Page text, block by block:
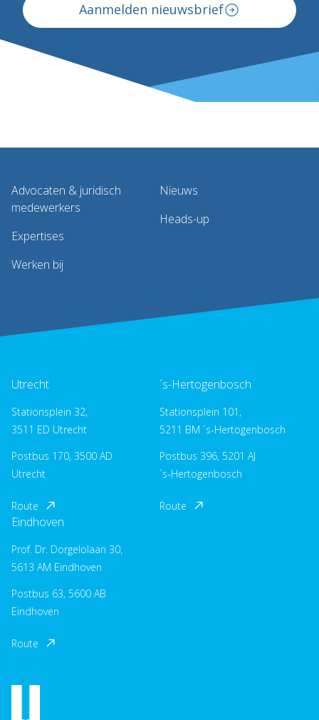
Aanmelden nieuwsbrief
Advocaten & juridisch
medewerkers
Expertises
Werken bij
Nieuws
Heads-up
Utrecht
Stationsplein 32,
3511 ED Utrecht
Postbus 170, 3500 AD
Utrecht
Route
´s-Hertogenbosch
Stationsplein 101,
5211 BM ´s-Hertogenbosch
Postbus 396, 5201 AJ
´s-Hertogenbosch
Route
Eindhoven
Prof. Dr. Dorgelolaan 30,
5613 AM Eindhoven
Postbus 63, 5600 AB
Eindhoven
Route